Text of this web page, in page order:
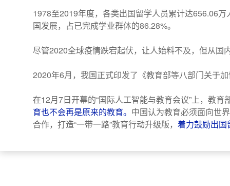
1978至2019年度，各类出国留学人员累计达656.06
国发展，占已完成学业群体的86.28%。
尽管2020全球疫情跌宕起伏，让人始料不及，但从国
2020年6月，我国正式印发了《教育部等八部门关于
在12月7日开幕的“国际人工智能与教育会议”上，教
育也不会再是原来的教育。 中国认为教育必须面向世
合作，打造“一带一路”教育行动升级版， 着力鼓励出国